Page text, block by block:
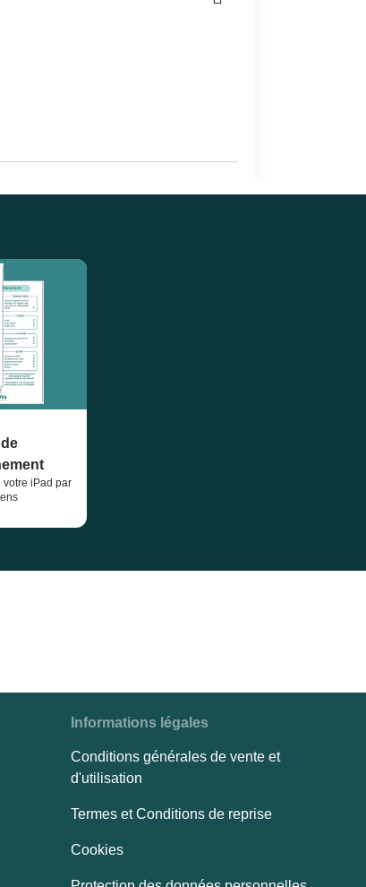
votre iPad par
Informations légales
Conditions générales de vente et
d'utilisation
Termes et Conditions de reprise
Cookies